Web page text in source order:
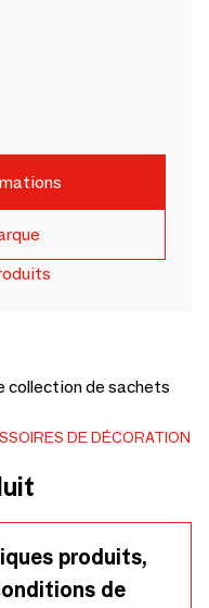
collection de sachets
DE DÉCORATION
produits,
de